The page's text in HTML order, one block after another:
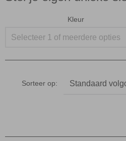
Kleur
Selecteer 1 of meerdere opties
Sorteer op: